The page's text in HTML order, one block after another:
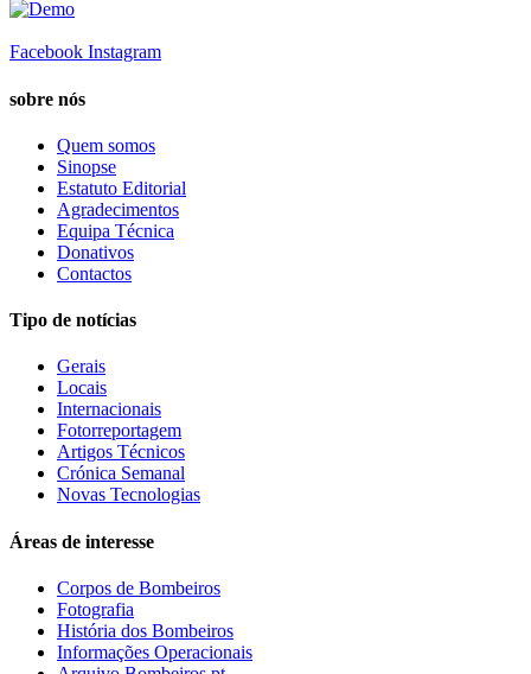
Facebook Instagram
sobre nós
Quem somos
Sinopse
Estatuto Editorial
Agradecimentos
Equipa Técnica
Donativos
Contactos
Tipo de notícias
Gerais
Locais
Internacionais
Fotorreportagem
Artigos Técnicos
Crónica Semanal
Novas Tecnologias
Áreas de interesse
Corpos de Bombeiros
Fotografia
História dos Bombeiros
Informações Operacionais